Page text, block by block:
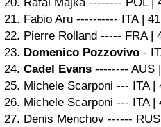
20. Rafal Majka -------- POL |
21. Fabio Aru ---------- ITA |
22. Pierre Rolland ----- FRA |
23. Domenico Pozzovivo -
24. Cadel Evans -------- AUS
25. Michele Scarponi --- ITA |
26. Michele Scarponi --- ITA |
27. Denis Menchov ------